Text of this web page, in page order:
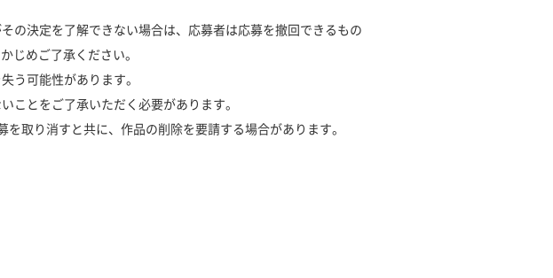
の決定を了解できない場合は、応募者は応募を撤回できるもの
じめご了承ください。
う可能性があります。
ことをご了承いただく必要があります。
取り消すと共に、作品の削除を要請する場合があります。